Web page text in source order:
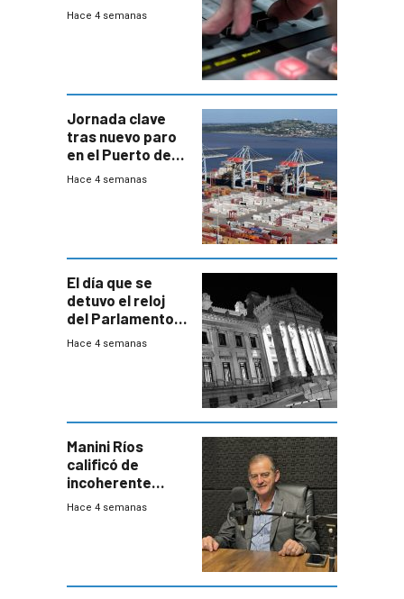
Hace 4 semanas
Jornada clave
tras nuevo paro
en el Puerto de
Montevideo
Hace 4 semanas
El día que se
detuvo el reloj
del Parlamento
para negociar
Hace 4 semanas
Manini Ríos
calificó de
incoherente
decisión de
Hace 4 semanas